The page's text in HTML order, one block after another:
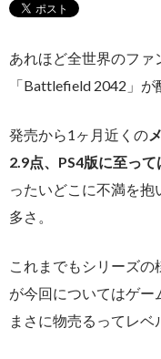
あれほど全世界のフ
「Battlefield 2042」が
発売から1ヶ月近くの
2.9点、PS4版に至っ
ったいどこに不満を
多さ。
これまでもシリーズ
が今回についてはゲー
まさに物売るってレベ